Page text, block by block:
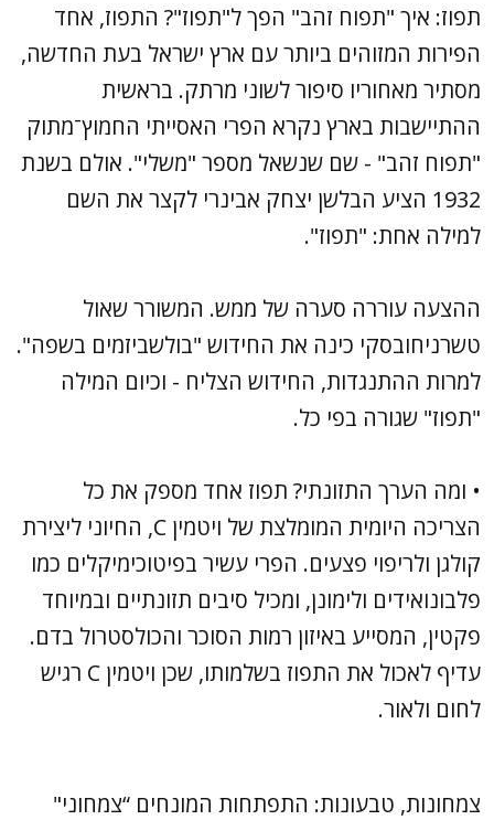
תפוז: איך "תפוח זהב" הפך ל"תפוז"? התפוז, אחד
הפירות המזוהים ביותר עם ארץ ישראל בעת החדשה,
מסתיר מאחוריו סיפור לשוני מרתק. בראשית
ההתיישבות בארץ נקרא הפרי האסייתי החמוץ־מתוק
"תפוח זהב" - שם שנשאל מספר "משלי". אולם בשנת
1932 הציע הבלשן יצחק אבינרי לקצר את השם
למילה אחת: "תפוז".
ההצעה עוררה סערה של ממש. המשורר שאול
טשרניחובסקי כינה את החידוש "בולשביזמים בשפה".
למרות ההתנגדות, החידוש הצליח - וכיום המילה
"תפוז" שגורה בפי כל.
• ומה הערך התזונתי? תפוז אחד מספק את כל
הצריכה היומית המומלצת של ויטמין C, החיוני ליצירת
קולגן ולריפוי פצעים. הפרי עשיר בפיטוכימיקלים כמו
פלבונואידים ולימונן, ומכיל סיבים תזונתיים ובמיוחד
פקטין, המסייע באיזון רמות הסוכר והכולסטרול בדם.
עדיף לאכול את התפוז בשלמותו, שכן ויטמין C רגיש
לחום ולאור.
צמחונות, טבעונות: התפתחות המונחים “צמחוני"